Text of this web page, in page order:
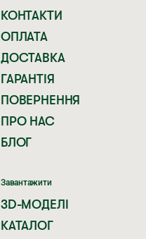
КОНТАКТИ
ОПЛАТА
ДОСТАВКА
ГАРАНТІЯ
ПОВЕРНЕННЯ
ПРО НАС
БЛОГ
Завантажити
3D-МОДЕЛІ
КАТАЛОГ